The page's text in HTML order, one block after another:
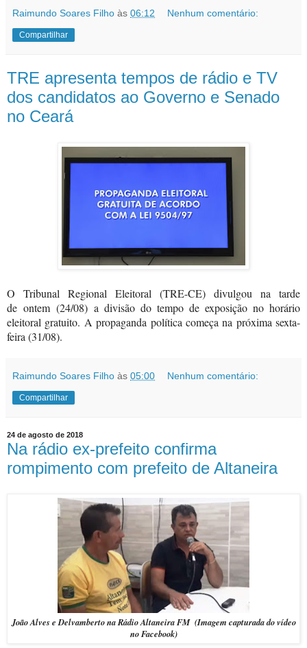
Raimundo Soares Filho às 06:12 Nenhum comentário:
Compartilhar
TRE apresenta tempos de rádio e TV
dos candidatos ao Governo e Senado
no Ceará
O Tribunal Regional Eleitoral (TRE-CE) divulgou na tarde
de ontem (24/08) a divisão do tempo de exposição no horário
eleitoral gratuito. A propaganda política começa na próxima sexta-
feira (31/08).
Raimundo Soares Filho às 05:00 Nenhum comentário:
Compartilhar
24 de agosto de 2018
Na rádio ex-prefeito confirma
rompimento com prefeito de Altaneira
João Alves e Delvamberto na Rádio Altaneira FM (Imagem capturada do vídeo
no Facebook)